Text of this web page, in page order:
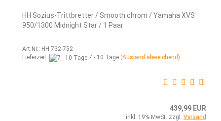
HH Sozius-Trittbretter / Smooth chrom / Yamaha XVS
950/1300 Midnight Star / 1 Paar
Art.Nr.: HH 732-752
Lieferzeit:
7 - 10 Tage (Ausland abweichend)
439,99 EUR
inkl. 19% MwSt. zzgl. Versand